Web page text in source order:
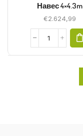
Навес 4×4.3m
€2.624,99